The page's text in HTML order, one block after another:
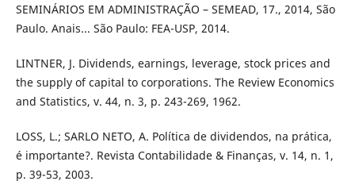
SEMINÁRIOS EM ADMINISTRAÇÃO – SEMEAD, 17., 2014, São
Paulo. Anais... São Paulo: FEA-USP, 2014.
LINTNER, J. Dividends, earnings, leverage, stock prices and
the supply of capital to corporations. The Review Economics
and Statistics, v. 44, n. 3, p. 243-269, 1962.
LOSS, L.; SARLO NETO, A. Política de dividendos, na prática,
é importante?. Revista Contabilidade & Finanças, v. 14, n. 1,
p. 39-53, 2003.